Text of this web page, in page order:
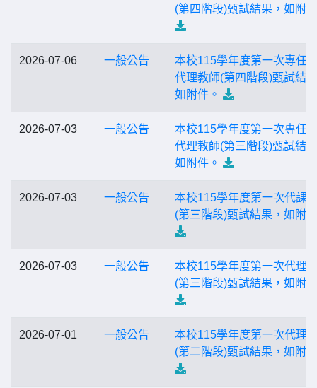
(第四階段)甄試結果，如附
2026-07-06 一般公告
本校115學年度第一次專任
代理教師(第四階段)甄試結
如附件。
2026-07-03 一般公告
本校115學年度第一次專任
代理教師(第三階段)甄試結
如附件。
2026-07-03 一般公告
本校115學年度第一次代課
(第三階段)甄試結果，如附
2026-07-03 一般公告
本校115學年度第一次代理
(第三階段)甄試結果，如附
2026-07-01 一般公告
本校115學年度第一次代理
(第二階段)甄試結果，如附